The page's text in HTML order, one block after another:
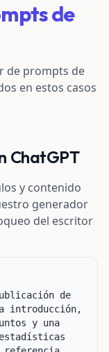
de
de prompts de
en estos casos
ChatGPT
y contenido
generador
del escritor
de
introducción,
y una